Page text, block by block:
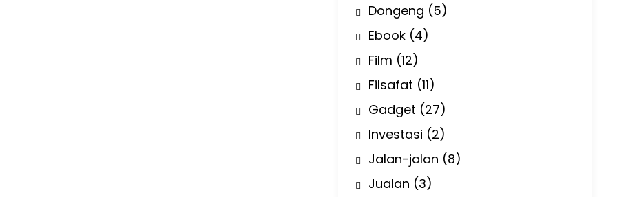
Dongeng (5)
Ebook (4)
Film (12)
Filsafat (11)
Gadget (27)
Investasi (2)
Jalan-jalan (8)
Jualan (3)